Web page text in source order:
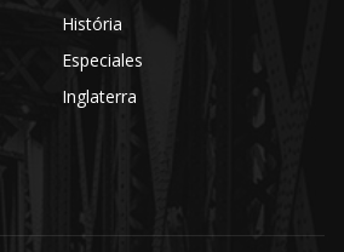
História
Especiales
Inglaterra